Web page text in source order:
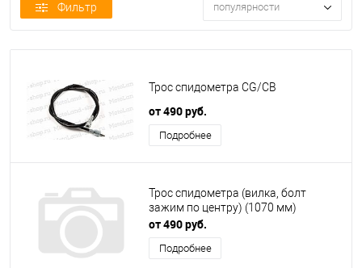
Фильтр популярности
Трос спидометра CG/CB
от 490 руб.
Подробнее
Трос спидометра (вилка, болт
зажим по центру) (1070 мм)
от 490 руб.
Подробнее